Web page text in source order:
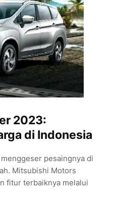
2023:
di Indonesia
pesaingnya di
Mitsubishi Motors
fitur terbaiknya melalui